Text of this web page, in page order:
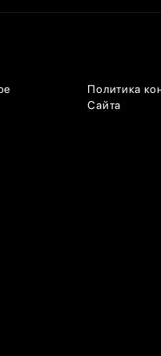
Политика
Сайта